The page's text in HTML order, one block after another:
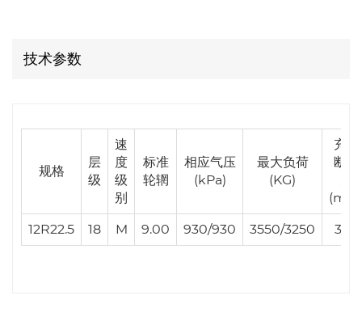
技术参数
规格
层
级
速
度
级
别
标准
轮辋
相应气压
(kPa)
最大负荷
(KG)
充气
断面
12R22.5 18 M 9.00 930/930 3550/3250 300